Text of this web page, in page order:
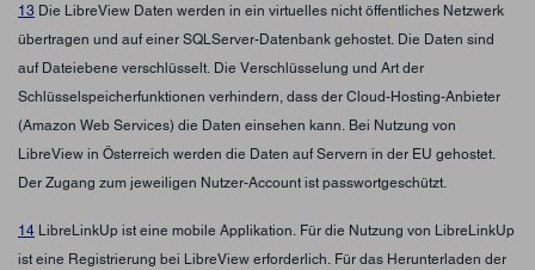
13 Die LibreView Daten werden in ein virtuelles nicht öffentliches Netzwerk
übertragen und auf einer SQLServer-Datenbank gehostet. Die Daten sind
auf Dateiebene verschlüsselt. Die Verschlüsselung und Art der
Schlüsselspeicherfunktionen verhindern, dass der Cloud-Hosting-Anbieter
(Amazon Web Services) die Daten einsehen kann. Bei Nutzung von
LibreView in Österreich werden die Daten auf Servern in der EU gehostet.
Der Zugang zum jeweiligen Nutzer-Account ist passwortgeschützt.
14 LibreLinkUp ist eine mobile Applikation. Für die Nutzung von LibreLinkUp
ist eine Registrierung bei LibreView erforderlich. Für das Herunterladen der